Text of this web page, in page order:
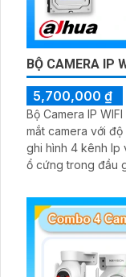
BỘ CAMERA IP
5,700,000 ₫
Bộ Camera IP
mắt camera với
ghi hình 4 kênh Ip
ổ cứng trong đầu
giám sát có màu